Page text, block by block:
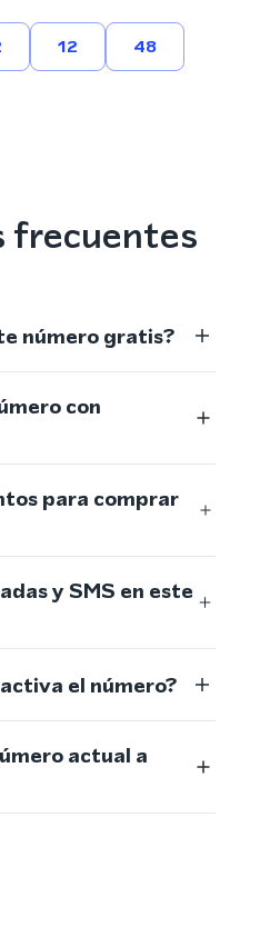
12 48
frecuentes
número gratis?
con
para comprar
y SMS en este
el número?
actual a